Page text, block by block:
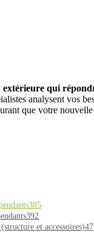
extérieure qui
analysent vos
que votre
385
392
et accessoires)47